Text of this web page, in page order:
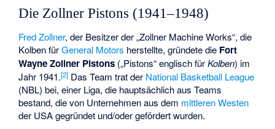
Die Zollner Pistons (1941–1948)
Fred Zollner, der Besitzer der „Zollner Machine Works“, die
Kolben fürGeneral Motors herstellte, gründete die Fort
Wayne Zollner Pistons („Pistons“ englisch fürKolben) im
Jahr 1941.[2] Das Team trat der National Basketball League
(NBL) bei, einer Liga, die hauptsächlich aus Teams
bestand, die von Unternehmen aus dem mittleren Westen
der USA gegründet und/oder gefördert wurden.